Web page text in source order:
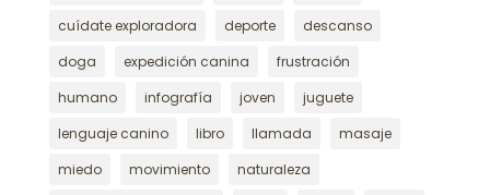
cuídate exploradora
deporte
descanso
doga
expedición canina
frustración
humano
infografía joven
juguete
lenguaje canino
libro llamada
masaje
miedo
movimiento
naturaleza